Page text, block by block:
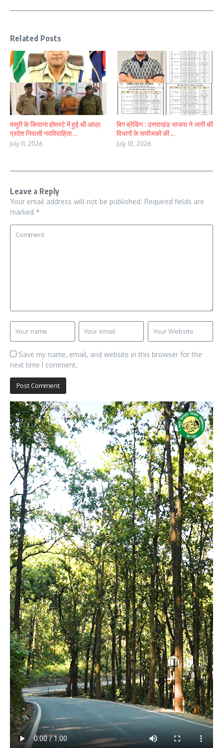
Related Posts
मसूरी के कियाना होमस्टे में हुई थी आंध्र
प्रदेश निवासी नवविवाहिता ...
July 11, 2026
बिग ब्रेकिंग : उत्तराखंड भाजपा ने जारी की
विभागों के सयोंजकों की ...
July 10, 2026
Leave a Reply
Your email address will not be published. Required fields are
marked *
Save my name, email, and website in this browser for the
next time I comment.